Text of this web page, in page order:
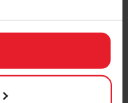
legno
venditori,
una varietà di